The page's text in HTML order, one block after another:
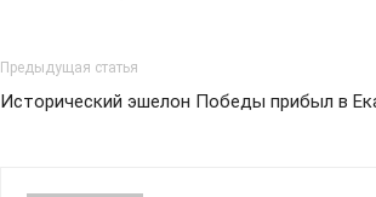
Предыдущая статья
Исторический эшелон Победы прибыл в